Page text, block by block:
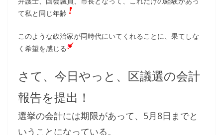
て私と同じ年齢
このような政治家が同時代にいてくれることに、果てしな
く希望を感じる
さて、今日やっと、区議選の会計
報告を提出！
選挙の会計には期限があって、5月8日までと
いうことになっている。